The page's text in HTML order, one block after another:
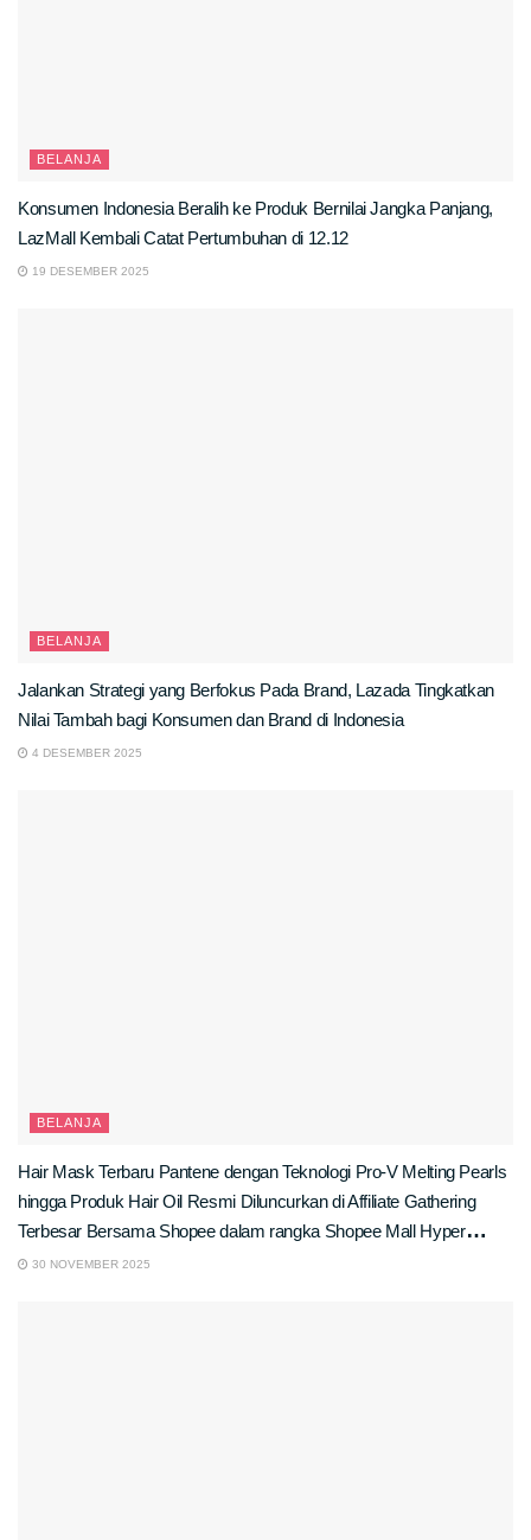
BELANJA
Konsumen Indonesia Beralih ke Produk Bernilai Jangka Panjang,
LazMall Kembali Catat Pertumbuhan di 12.12
19 DESEMBER 2025
BELANJA
Jalankan Strategi yang Berfokus Pada Brand, Lazada Tingkatkan
Nilai Tambah bagi Konsumen dan Brand di Indonesia
4 DESEMBER 2025
BELANJA
Hair Mask Terbaru Pantene dengan Teknologi Pro-V Melting Pearls
hingga Produk Hair Oil Resmi Diluncurkan di Affiliate Gathering
Terbesar Bersama Shopee dalam rangka Shopee Mall Hyper
Brand Day!
30 NOVEMBER 2025